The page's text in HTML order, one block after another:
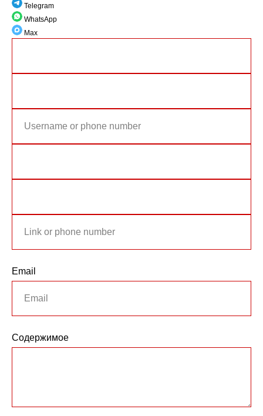
Telegram
WhatsApp
Max
Email
Содержимое